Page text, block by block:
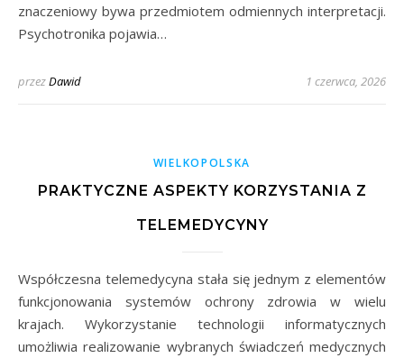
znaczeniowy bywa przedmiotem odmiennych interpretacji.
Psychotronika pojawia…
przezDawid 1 czerwca, 2026
WIELKOPOLSKA
PRAKTYCZNE ASPEKTY KORZYSTANIA Z
TELEMEDYCYNY
Współczesna telemedycyna stała się jednym z elementów
funkcjonowania systemów ochrony zdrowia w wielu
krajach. Wykorzystanie technologii informatycznych
umożliwia realizowanie wybranych świadczeń medycznych